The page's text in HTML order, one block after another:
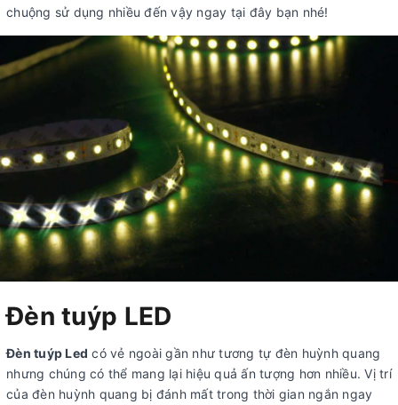
chuộng sử dụng nhiều đến vậy ngay tại đây bạn nhé!
Đèn tuýp LED
Đèn tuýp Led có vẻ ngoài gần như tương tự đèn huỳnh quang
nhưng chúng có thể mang lại hiệu quả ấn tượng hơn nhiều. Vị trí
của đèn huỳnh quang bị đánh mất trong thời gian ngắn ngay